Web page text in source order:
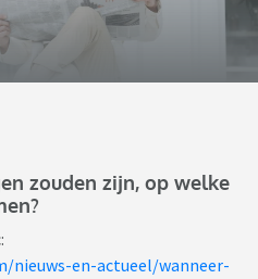
zouden zijn, op welke
nieuws-en-actueel/wanneer-